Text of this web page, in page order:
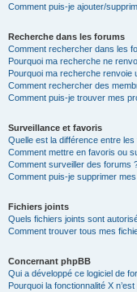
Comment puis-je ajouter/
Recherche dans les forums
Comment rechercher dans les
Pourquoi ma recherche ne
Pourquoi ma recherche renvoie
Comment rechercher des
Comment puis-je trouver mes
Surveillance et favoris
Quelle est la différence entre
Comment mettre en favoris ou
Comment surveiller des forums
Comment puis-je supprimer
Fichiers joints
Quels fichiers joints sont
Comment trouver tous mes
Concernant phpBB
Qui a développé ce logiciel de
Pourquoi la fonctionnalité X